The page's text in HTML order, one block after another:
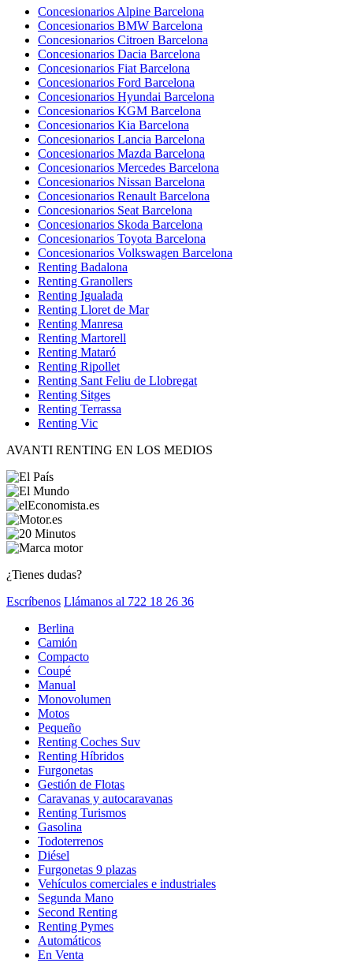
Concesionarios Alpine Barcelona
Concesionarios BMW Barcelona
Concesionarios Citroen Barcelona
Concesionarios Dacia Barcelona
Concesionarios Fiat Barcelona
Concesionarios Ford Barcelona
Concesionarios Hyundai Barcelona
Concesionarios KGM Barcelona
Concesionarios Kia Barcelona
Concesionarios Lancia Barcelona
Concesionarios Mazda Barcelona
Concesionarios Mercedes Barcelona
Concesionarios Nissan Barcelona
Concesionarios Renault Barcelona
Concesionarios Seat Barcelona
Concesionarios Skoda Barcelona
Concesionarios Toyota Barcelona
Concesionarios Volkswagen Barcelona
Renting Badalona
Renting Granollers
Renting Igualada
Renting Lloret de Mar
Renting Manresa
Renting Martorell
Renting Mataró
Renting Ripollet
Renting Sant Feliu de Llobregat
Renting Sitges
Renting Terrassa
Renting Vic
AVANTI RENTING EN LOS MEDIOS
¿Tienes dudas?
Escríbenos Llámanos al 722 18 26 36
Berlina
Camión
Compacto
Coupé
Manual
Monovolumen
Motos
Pequeño
Renting Coches Suv
Renting Híbridos
Furgonetas
Gestión de Flotas
Caravanas y autocaravanas
Renting Turismos
Gasolina
Todoterrenos
Diésel
Furgonetas 9 plazas
Vehículos comerciales e industriales
Segunda Mano
Second Renting
Renting Pymes
Automáticos
En Venta